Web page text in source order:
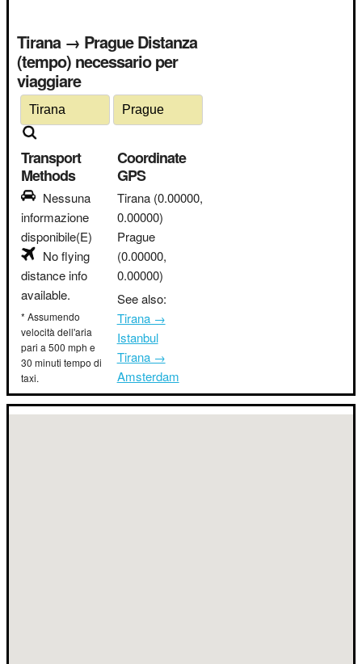
Tirana → Prague Distanza
(tempo) necessario per
viaggiare
Transport
Methods
Nessuna
informazione
disponibile(E)
No flying
distance info
available.
* Assumendo
velocità dell'aria
pari a 500 mph e
30 minuti tempo di
taxi.
Coordinate
GPS
Tirana (0.00000,
0.00000)
Prague
(0.00000,
0.00000)
See also:
Tirana →
Istanbul
Tirana →
Amsterdam